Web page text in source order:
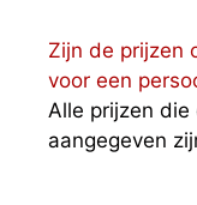
Zijn de prijzen
voor een
Alle prijzen
aangegeven